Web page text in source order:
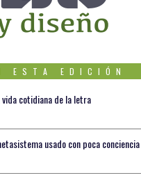
ESTA EDICIÓN
vida cotidiana de la letra
usado con poca conciencia